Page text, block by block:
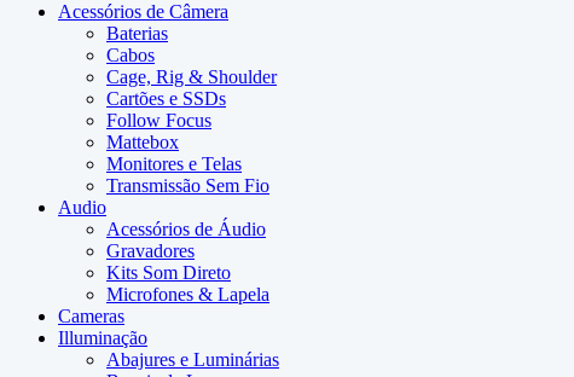
Acessórios de Câmera
Baterias
Cabos
Cage, Rig & Shoulder
Cartões e SSDs
Follow Focus
Mattebox
Monitores e Telas
Transmissão Sem Fio
Audio
Acessórios de Áudio
Gravadores
Kits Som Direto
Microfones & Lapela
Cameras
Illuminação
Abajures e Luminárias